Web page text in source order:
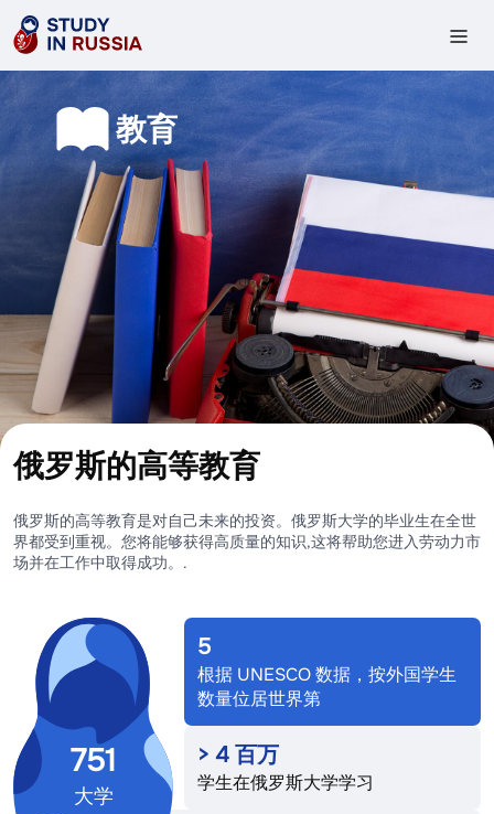
教
育
教育
俄罗斯的高等教育
俄罗斯的高等教育是对自己未来的投资。俄罗斯大学的毕业生在全世
界都受到重视。您将能够获得高质量的知识,这将帮助您进入劳动力市
场并在工作中取得成功。.
751
大学
5
根据 UNESCO 数据，按外国学生
数量位居世界第
> 4 百万
学生在俄罗斯大学学习